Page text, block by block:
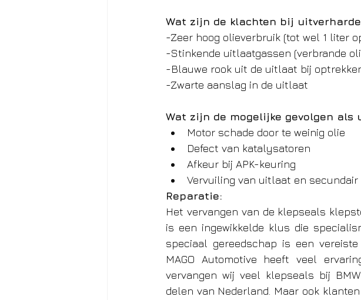
Wat zijn de klachten bij
-Zeer hoog olieverbruik (tot wel 1 liter
-Stinkende uitlaatgassen (verbrande
-Blauwe rook uit de uitlaat bij
-Zwarte aanslag in de uitlaat
Wat zijn de mogelijke gevolgen
Motor schade door te weinig olie
Defect van katalysatoren
Afkeur bij APK-keuring
Vervuiling van uitlaat en
Reparatie:
Het vervangen van de klepseals
is een ingewikkelde klus die
speciaal gereedschap is een
MAGO Automotive heeft veel
vervangen wij veel klepseals bij
delen van Nederland. Maar ook